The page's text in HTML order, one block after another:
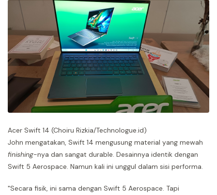
Acer Swift 14 (Choiru Rizkia/Technologue.id)
John mengatakan, Swift 14 mengusung material yang mewah
finishing-nya dan sangat durable. Desainnya identik dengan
Swift 5 Aerospace. Namun kali ini unggul dalam sisi performa.
"Secara fisik, ini sama dengan Swift 5 Aerospace. Tapi